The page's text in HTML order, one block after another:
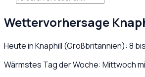
Wettervorhersage
Heute inKnaphill (Großbritannien): 8 bis
Wärmstes Tag der Woche: Mittwoch